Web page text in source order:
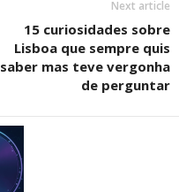
Next article
15 curiosidades sobre
Lisboa que sempre quis
saber mas teve vergonha
de perguntar